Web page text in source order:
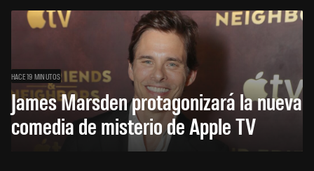
HACE 19 MINUTOS
James Marsden protagonizará la nueva
comedia de misterio de Apple TV